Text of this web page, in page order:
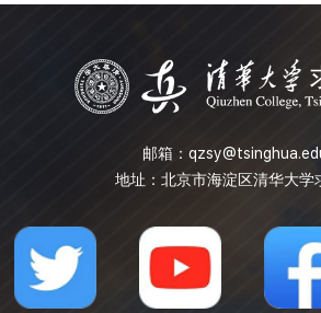
邮箱：
地址：北京市海淀区清华大学